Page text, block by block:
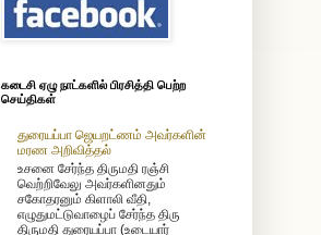
கடைசி ஏழு நாட்களில் பிரசித்தி பெற்ற
செய்திகள்
துரையப்பா ஜெயறட்ணம் அவர்களின்
மரண அறிவித்தல்
உசனை சேர்ந்த திருமதி ரஞ்சி
வெற்றிவேலு அவர்களினதும்
சகோதரனும் கிளாலி வீதி,
எழுதுமட்டுவாழைப் சேர்ந்த திரு
திருமதி துரையப்பா (உடையார்